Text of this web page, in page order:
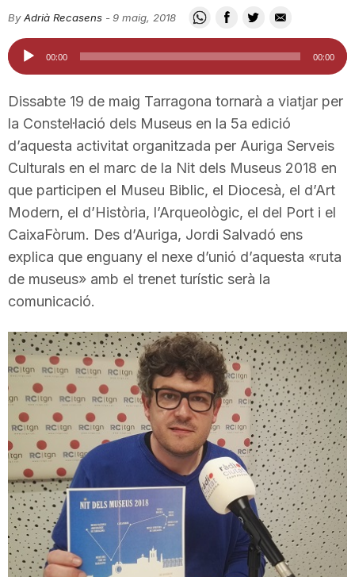
i
t
a
t
T
a
r
r
By Adrià Recasens -9 maig, 2018
Reproductor
d'àudio
00:00 00:00
Dissabte 19 de maig Tarragona tornarà a viatjar per
la Constel·lació dels Museus en la 5a edició
d’aquesta activitat organitzada per Auriga Serveis
Culturals en el marc de la Nit dels Museus 2018 en
que participen el Museu Biblic, el Diocesà, el d’Art
Modern, el d’Història, l’Arqueològic, el del Port i el
CaixaFòrum. Des d’Auriga, Jordi Salvadó ens
explica que enguany el nexe d’unió d’aquesta «ruta
de museus» amb el trenet turístic serà la
comunicació.